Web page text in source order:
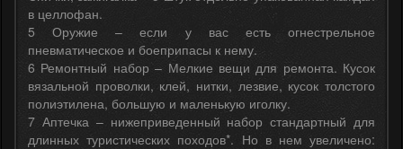
в целлофан.
5 Оружие – если у вас есть огнестрельное
пневматическое и боеприпасы к нему.
6 Ремонтный набор – Мелкие вещи для ремонта. Кусок
вязальной проволки, клей, нитки, лезвие, кусок толстого
полиэтилена, большую и маленькую иголку.
7 Аптечка – нижеприведенный набор стандартный для
длинных туристических походов*. Но в нем увеличено: